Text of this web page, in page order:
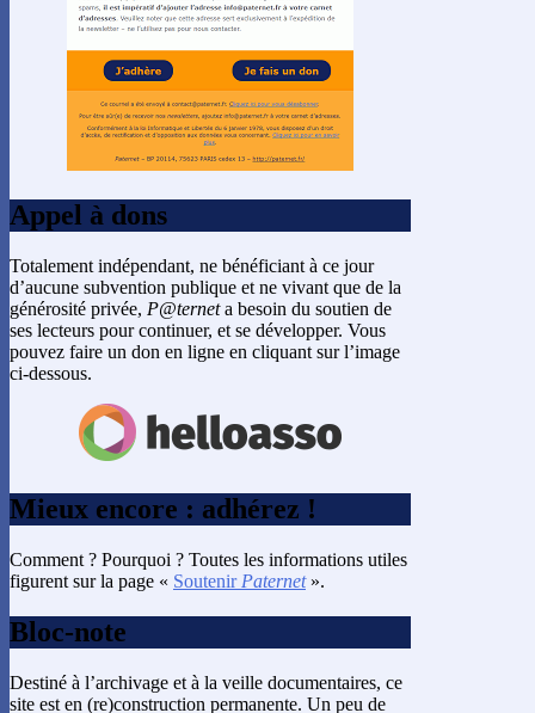
Appel à dons
Totalement indépendant, ne bénéficiant à ce jour
d’aucune subvention publique et ne vivant que de la
générosité privée, P@terneta besoin du soutien de
ses lecteurs pour continuer, et se développer. Vous
pouvez faire un don en ligne en cliquant sur l’image
ci-dessous.
Mieux encore : adhérez !
Comment ? Pourquoi ? Toutes les informations utiles
figurent sur la page « Soutenir Paternet».
Bloc-note
Destiné à l’archivage et à la veille documentaires, ce
site est en (re)construction permanente. Un peu de